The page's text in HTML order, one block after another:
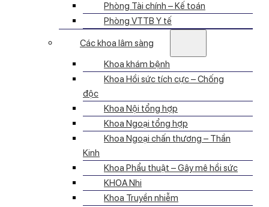
Phòng Tài chính – Kế toán
Phòng VTTB Y tế
Các khoa lâm sàng
Khoa khám bệnh
Khoa Hồi sức tích cực – Chống
độc
Khoa Nội tổng hợp
Khoa Ngoại tổng hợp
Khoa Ngoại chấn thương – Thần
Kinh
Khoa Phẩu thuật – Gây mê hồi sức
KHOA Nhi
Khoa Truyền nhiễm